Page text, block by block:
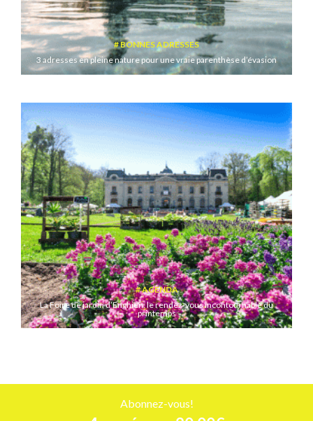
BONNES ADRESSES
3 adresses en pleine nature pour une vraie parenthèse d’évasion
AGENDA
La Foire de jardin d’Enghien: le rendez-vous incontournable du
printemps
Abonnez-vous!